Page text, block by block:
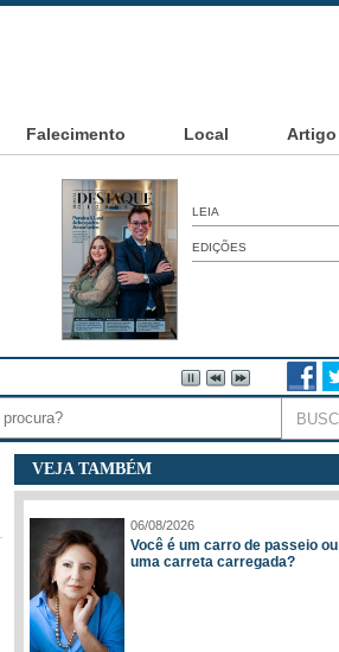
Falecimento Local Artigo
LEIA
EDIÇÕES
VEJA TAMBÉM
06/08/2026
Você é um carro de passeio ou
uma carreta carregada?